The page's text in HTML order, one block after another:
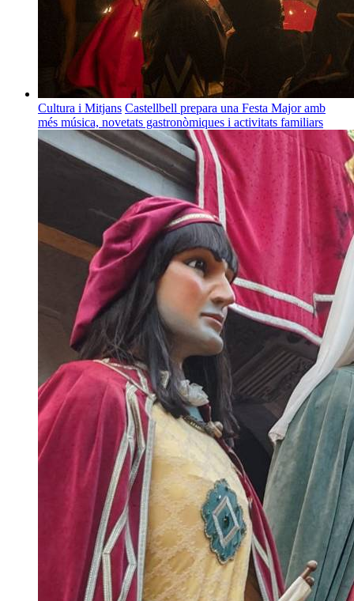
Cultura i Mitjans Castellbell prepara una Festa Major amb
més música, novetats gastronòmiques i activitats familiars